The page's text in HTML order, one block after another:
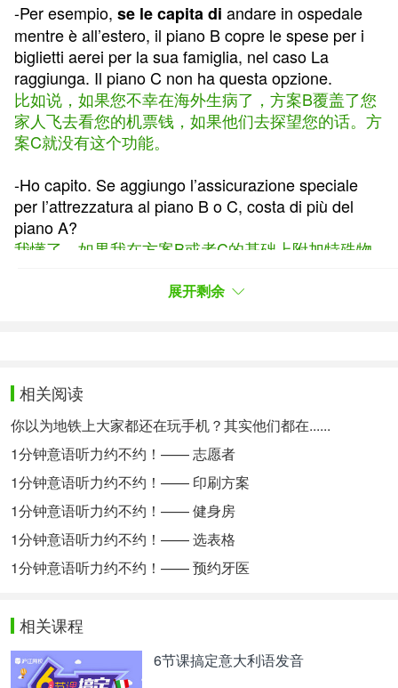
-Per esempio, se le capita di andare in ospedale
mentre è all’estero, il piano B copre le spese per i
biglietti aerei per la sua famiglia, nel caso La
raggiunga. Il piano C non ha questa opzione.
比如说，如果您不幸在海外生病了，方案B覆盖了您
家人飞去看您的机票钱，如果他们去探望您的话。方
案C就没有这个功能。
-Ho capito. Se aggiungo l’assicurazione speciale
per l’attrezzatura al piano B o C, costa di più del
piano A?
我懂了。如果我在方案B或者C的基础上附加特殊物
-Ok.A proposito
conveniente del piano C?
好的。顺便问一句，还有比方案C更便宜的吗？
-Sì. Abbiamo il piano D, ma non copre le spese di
alloggio nel caso il suo volo venga ritardato o
cancellato. Quindi non lo raccomadiamo.
有，我们有方案D。但方案D不覆盖飞机延误和取消
的赔偿，所以我不推荐这个。
bisogno della copertura per i biglietti aerei della mia
famiglia. Quindi prendo questo piano con
l’assicurazione speciale per l’attrezzatura.
展开剩余
相关阅读
你以为地铁上大家都还在玩手机？其实他们都在......
1分钟意语听力约不约！—— 志愿者
1分钟意语听力约不约！—— 印刷方案
1分钟意语听力约不约！—— 健身房
1分钟意语听力约不约！—— 选表格
1分钟意语听力约不约！—— 预约牙医
相关课程
6节课搞定意大利语发音